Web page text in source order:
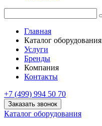
Главная
Каталог оборудования
Услуги
Бренды
Компания
Контакты
+7 (499) 994 50 70
Заказать звонок
Каталог оборудования